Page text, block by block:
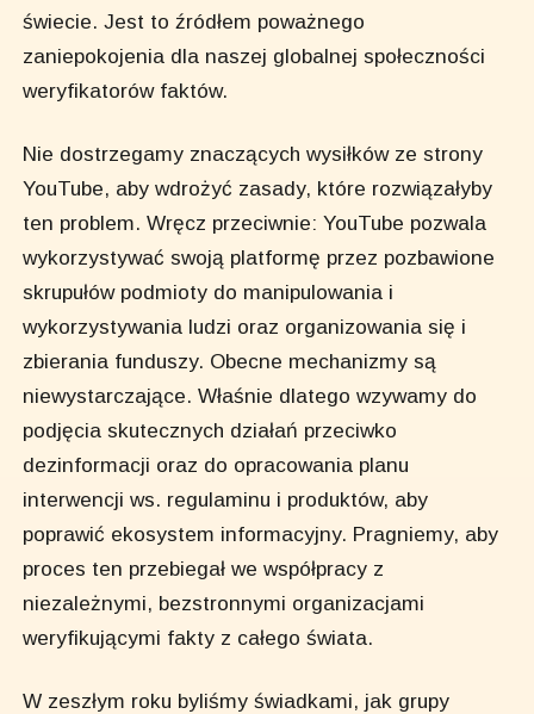
świecie. Jest to źródłem poważnego
zaniepokojenia dla naszej globalnej społeczności
weryfikatorów faktów.
Nie dostrzegamy znaczących wysiłków ze strony
YouTube, aby wdrożyć zasady, które rozwiązałyby
ten problem. Wręcz przeciwnie: YouTube pozwala
wykorzystywać swoją platformę przez pozbawione
skrupułów podmioty do manipulowania i
wykorzystywania ludzi oraz organizowania się i
zbierania funduszy. Obecne mechanizmy są
niewystarczające. Właśnie dlatego wzywamy do
podjęcia skutecznych działań przeciwko
dezinformacji oraz do opracowania planu
interwencji ws. regulaminu i produktów, aby
poprawić ekosystem informacyjny. Pragniemy, aby
proces ten przebiegał we współpracy z
niezależnymi, bezstronnymi organizacjami
weryfikującymi fakty z całego świata.
W zeszłym roku byliśmy świadkami, jak grupy